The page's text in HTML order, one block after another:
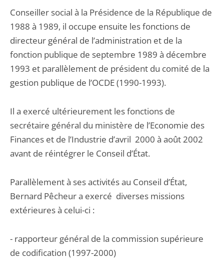
Conseiller social à la Présidence de la République de
1988 à 1989, il occupe ensuite les fonctions de
directeur général de l’administration et de la
fonction publique de septembre 1989 à décembre
1993 et parallèlement de président du comité de la
gestion publique de l’OCDE (1990-1993).
Il a exercé ultérieurement les fonctions de
secrétaire général du ministère de l’Economie des
Finances et de l’Industrie d’avril 2000 à août 2002
avant de réintégrer le Conseil d’État.
Parallèlement à ses activités au Conseil d’État,
Bernard Pêcheur a exercé diverses missions
extérieures à celui-ci :
- rapporteur général de la commission supérieure
de codification (1997-2000)